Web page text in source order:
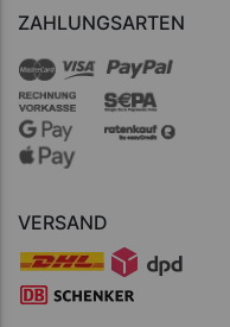
ZAHLUNGSARTEN
VERSAND